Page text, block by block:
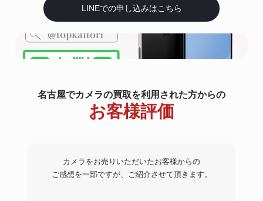
LINEでの申し込みはこちら
名古屋でカメラの買取を利用された方からの
お客様評価
カメラをお売りいただいたお客様からの
ご感想を一部ですが、ご紹介させて頂きます。